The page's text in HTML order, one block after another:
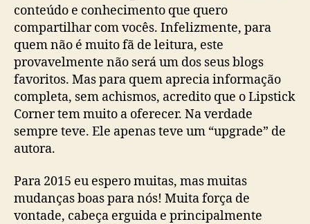
conteúdo e conhecimento que quero
compartilhar com vocês. Infelizmente, para
quem não é muito fã de leitura, este
provavelmente não será um dos seus blogs
favoritos. Mas para quem aprecia informação
completa, sem achismos, acredito que o Lipstick
Corner tem muito a oferecer. Na verdade
sempre teve. Ele apenas teve um “upgrade” de
autora.
Para 2015 eu espero muitas, mas muitas
mudanças boas para nós! Muita força de
vontade, cabeça erguida e principalmente